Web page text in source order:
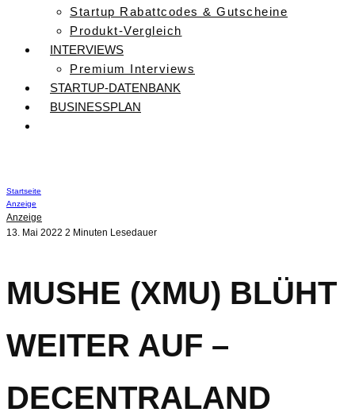
Startup Rabattcodes & Gutscheine
Produkt-Vergleich
INTERVIEWS
Premium Interviews
STARTUP-DATENBANK
BUSINESSPLAN
Startseite
Anzeige
Anzeige
13. Mai 2022 2 Minuten Lesedauer
MUSHE (XMU) BLÜHT
WEITER AUF –
DECENTRALAND